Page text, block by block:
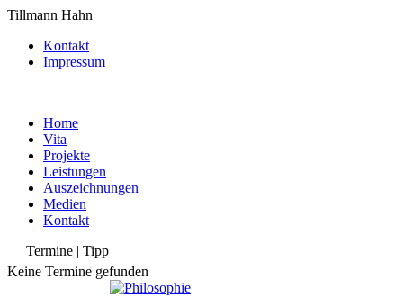
Tillmann Hahn
Kontakt
Impressum
Home
Vita
Projekte
Leistungen
Auszeichnungen
Medien
Kontakt
Termine | Tipp
Keine Termine gefunden